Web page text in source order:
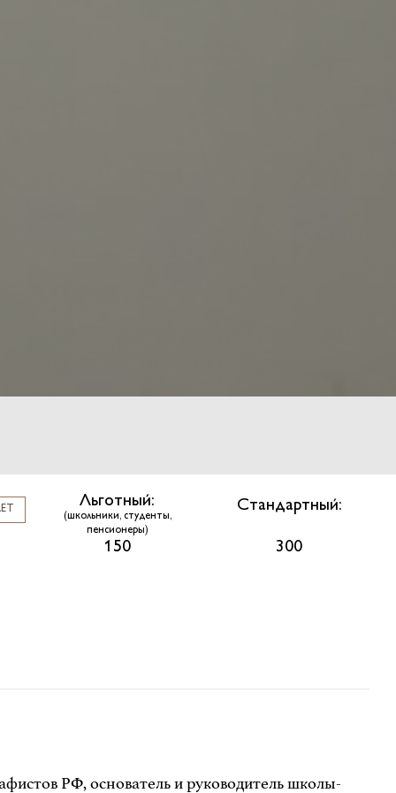
Льготный:
(школьники, студенты,
пенсионеры)
Стандартный:
150 300
РФ, основатель и руководитель школы-